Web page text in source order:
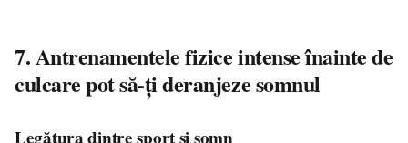
7. Antrenamentele fizice intense înainte de
culcare pot să-ți deranjeze somnul